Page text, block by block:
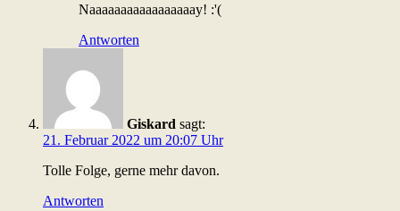
Naaaaaaaaaaaaaaaaay! :'(
Antworten
Giskard sagt:
21. Februar 2022 um 20:07 Uhr
Tolle Folge, gerne mehr davon.
Antworten